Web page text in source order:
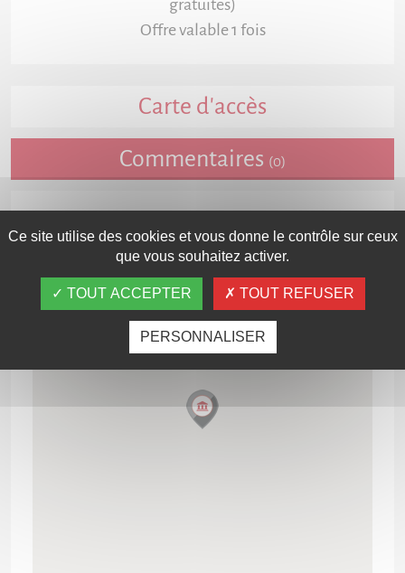
gratuites)
Offre valable 1 fois
Carte d'accès
Commentaires (0)
Ce site utilise des cookies et vous donne le contrôle sur ceux
que vous souhaitez activer.
TOUT ACCEPTER TOUT REFUSER
PERSONNALISER